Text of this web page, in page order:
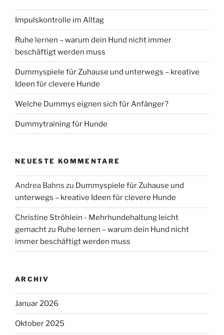
Impulskontrolle im Alltag
Ruhe lernen – warum dein Hund nicht immer
beschäftigt werden muss
Dummyspiele für Zuhause und unterwegs – kreative
Ideen für clevere Hunde
Welche Dummys eignen sich für Anfänger?
Dummytraining für Hunde
NEUESTE KOMMENTARE
Andrea Bahns zu Dummyspiele für Zuhause und
unterwegs – kreative Ideen für clevere Hunde
Christine Ströhlein - Mehrhundehaltung leicht
gemachtzu Ruhe lernen – warum dein Hund nicht
immer beschäftigt werden muss
ARCHIV
Januar 2026
Oktober 2025